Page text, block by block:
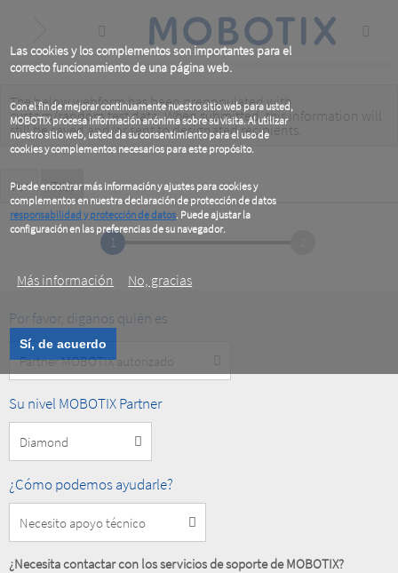
Las cookies y los complementos son importantes para el
correcto funcionamiento de una página web.
Con el fin de mejorar continuamente nuestro sitio web para usted,
MOBOTIX procesa información anónima sobre su visita. Al utilizar
nuestro sitio web, usted da su consentimiento para el uso de
cookies y complementos necesarios para este propósito.
Puede encontrar más información y ajustes para cookies y
complementos en nuestra declaración de protección de datos
responsabilidad y protección de datos. Puede ajustar la
configuración en las preferencias de su navegador.
Más información
No, gracias
Sí, de acuerdo
content
Warning
message
The below webform has been prepopulated with
custom/random test data. When submitted, this information will
still be savedand/orsent to designated recipients
Primary
tabs
Ver Test(active
tab)
1
Por favor, diganos quién es
Customer
Type
Nivel
Su nivel MOBOTIX Partner
How
can
help
you?
¿Cómo podemos ayudarle?
¿Necesita contactar con los servicios de soporte de MOBOTIX?